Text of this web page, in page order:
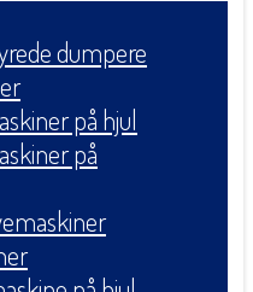
dumpere
på hjul
på